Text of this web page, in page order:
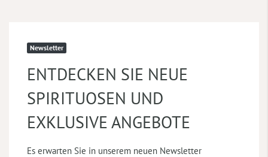
Newsletter
ENTDECKEN SIE NEUE
SPIRITUOSEN UND
EXKLUSIVE ANGEBOTE
Es erwarten Sie in unserem neuen Newsletter